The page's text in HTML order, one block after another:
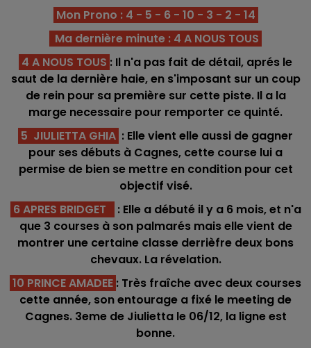
Mon Prono : 4 - 5 - 6 - 10 - 3 - 2 - 14
Ma dernière minute : 4 A NOUS TOUS
4 A NOUS TOUS : Il n'a pas fait de détail, aprés le
saut de la dernière haie, en s'imposant sur un coup
de rein pour sa première sur cette piste. Il a la
marge necessaire pour remporter ce quinté.
5 JIULIETTA GHIA : Elle vient elle aussi de gagner
pour ses débuts à Cagnes, cette course lui a
permise de bien se mettre en condition pour cet
objectif visé.
6 APRES BRIDGET
: Elle a débuté il y a 6 mois, et n'a
que 3 courses à son palmarés mais elle vient de
montrer une certaine classe derrièfre deux bons
chevaux. La révelation.
10 PRINCE AMADEE : Très fraîche avec deux courses
cette année, son entourage a fixé le meeting de
Cagnes. 3eme de Jiulietta le 06/12, la ligne est
bonne.